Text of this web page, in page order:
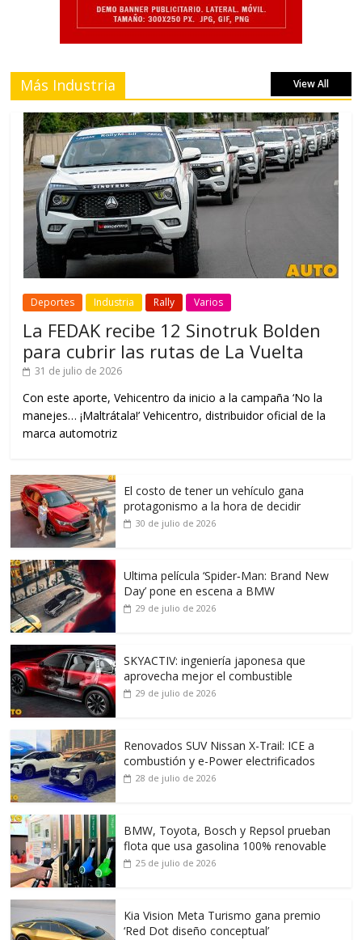
Más Industria View All
Deportes Industria Rally Varios
La FEDAK recibe 12 Sinotruk Bolden
para cubrir las rutas de La Vuelta
31 de julio de 2026
Con este aporte, Vehicentro da inicio a la campaña ‘No la
manejes… ¡Maltrátala!’ Vehicentro, distribuidor oficial de la
marca automotriz
El costo de tener un vehículo gana
protagonismo a la hora de decidir
30 de julio de 2026
Ultima película ‘Spider‑Man: Brand New
Day’ pone en escena a BMW
29 de julio de 2026
SKYACTIV: ingeniería japonesa que
aprovecha mejor el combustible
29 de julio de 2026
Renovados SUV Nissan X-Trail: ICE a
combustión y e-Power electrificados
28 de julio de 2026
BMW, Toyota, Bosch y Repsol prueban
flota que usa gasolina 100% renovable
25 de julio de 2026
Kia Vision Meta Turismo gana premio
‘Red Dot diseño conceptual’